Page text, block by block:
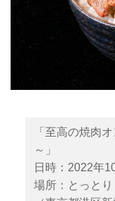
「至高の焼肉
～」
日時：2022年
場所：とっと